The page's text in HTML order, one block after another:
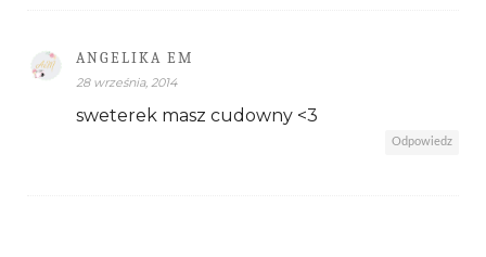
ANGELIKA EM
28 września, 2014
sweterek masz cudowny <3
Odpowiedz